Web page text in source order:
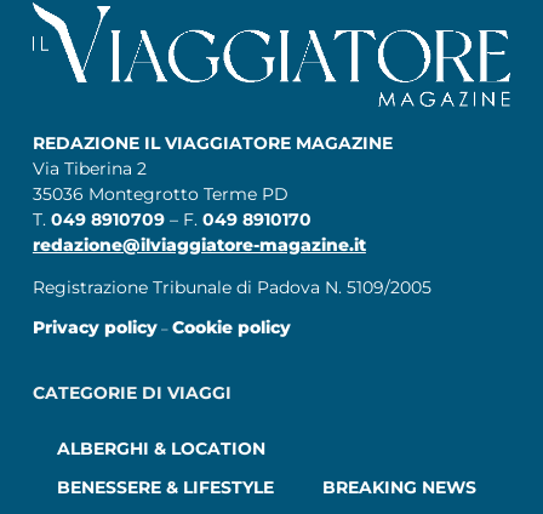
REDAZIONE IL VIAGGIATORE MAGAZINE
Via Tiberina 2
35036 Montegrotto Terme PD
T. 049 8910709 – F. 049 8910170
redazione@ilviaggiatore-magazine.it
Registrazione Tribunale di Padova N. 5109/2005
Privacy policy– Cookie policy
CATEGORIE DI VIAGGI
ALBERGHI & LOCATION
BENESSERE & LIFESTYLE
BREAKING NEWS